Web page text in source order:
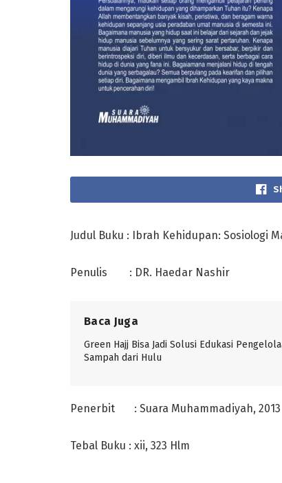
Judul Buku : Ibrah Kehidupan: Sosiologi
Penulis : DR. Haedar Nashir
Baca Juga
Green Hajj Bisa Jadi Solusi Edukasi
Sampah dari Hulu
Penerbit : Suara Muhammadiyah, 2013
Tebal Buku : xii, 323 Hlm